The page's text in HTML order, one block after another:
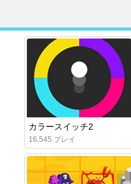
カラースイッチ2
16,545 プレイ